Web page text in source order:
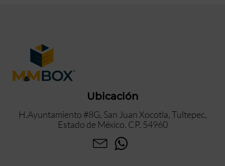
Ubicación
H.Ayuntamiento #8G, San Juan Xocotla, Tultepec,
Estado de México. CP. 54960